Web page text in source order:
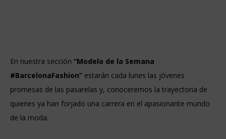
En nuestra sección “Modelo de la Semana
#BarcelonaFashion” estarán cada lunes las jóvenes
promesas de las pasarelas y, conoceremos la trayectoria de
quienes ya han forjado una carrera en el apasionante mundo
de la moda.